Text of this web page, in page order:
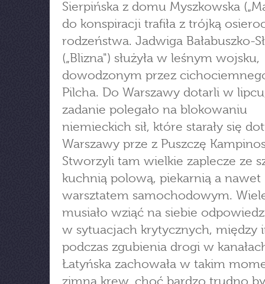
Sierpińska z domu Myszkowska
do konspiracji trafiła z trójką
rodzeństwa. Jadwiga Bałabuszko-
(„Blizna") służyła w leśnym wojsku,
dowodzonym przez
Pilcha. Do Warszawy dotarli w
zadanie polegało na blokowaniu
niemieckich sił, które starały się
Warszawy prze z Puszczę
Stworzyli tam wielkie zaplecze ze
kuchnią polową, piekarnią a nawet
warsztatem samochodowym.
musiało wziąć na siebie
w sytuacjach krytycznych, między
podczas zgubienia drogi w
Łatyńska zachowała w takim
zimną krew, choć bardzo trudno